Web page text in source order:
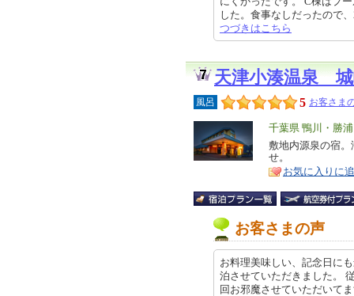
した。食事なしだったので
つづきはこちら
天津小湊温泉
風呂 5 お客さま
エ
リ
ア
千葉県 鴨川・勝
特
徴
敷地内源泉の宿
せ。
お気に入りに
お客さまの声
お料理美味しい、記念日に
泊させていただきました。
回お邪魔させていただいて